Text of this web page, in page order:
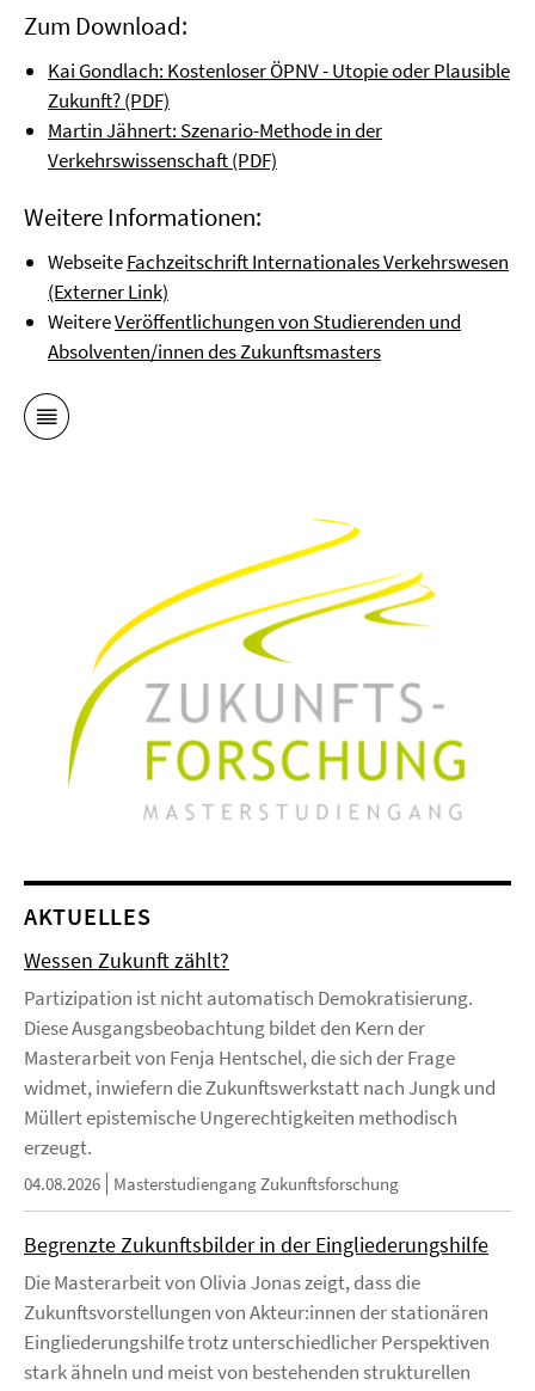
Zum Download:
Kai Gondlach: Kostenloser ÖPNV - Utopie oder Plausible
Zukunft? (PDF)
Martin Jähnert: Szenario-Methode in der
Verkehrswissenschaft (PDF)
Weitere Informationen:
WebseiteFachzeitschrift Internationales Verkehrswesen
(Externer Link)
WeitereVeröffentlichungen von Studierenden und
Absolventen/innen des Zukunftsmasters
AKTUELLES
Wessen Zukunft zählt?
Partizipation ist nicht automatisch Demokratisierung.
Diese Ausgangsbeobachtung bildet den Kern der
Masterarbeit von Fenja Hentschel, die sich der Frage
widmet, inwiefern die Zukunftswerkstatt nach Jungk und
Müllert epistemische Ungerechtigkeiten methodisch
erzeugt.
04.08.2026 Masterstudiengang Zukunftsforschung
Begrenzte Zukunftsbilder in der Eingliederungshilfe
Die Masterarbeit von Olivia Jonas zeigt, dass die
Zukunftsvorstellungen von Akteur:innen der stationären
Eingliederungshilfe trotz unterschiedlicher Perspektiven
stark ähneln und meist von bestehenden strukturellen